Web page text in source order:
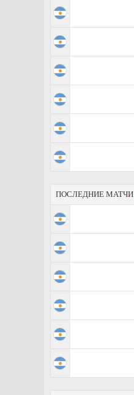
ПОСЛЕДНИЕ МАТЧИ